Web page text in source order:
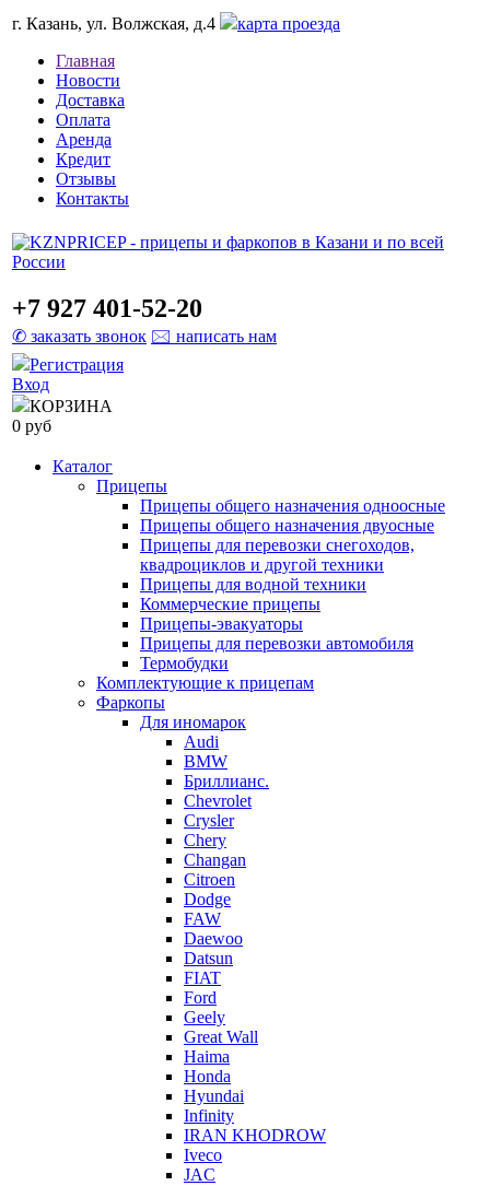
г. Казань, ул. Волжская, д.4
карта проезда
Главная
Новости
Доставка
Оплата
Аренда
Кредит
Отзывы
Контакты
+7 927 401-52-20
✆ заказать звонок 🖂 написать нам
Регистрация
Вход
КОРЗИНА
0 руб
Каталог
Прицепы
Прицепы общего назначения одноосные
Прицепы общего назначения двуосные
Прицепы для перевозки снегоходов,
квадроциклов и другой техники
Прицепы для водной техники
Коммерческие прицепы
Прицепы-эвакуаторы
Прицепы для перевозки автомобиля
Термобудки
Комплектующие к прицепам
Фаркопы
Для иномарок
Audi
BMW
Бриллианс.
Chevrolet
Crysler
Chery
Changan
Citroen
Dodge
FAW
Daewoo
Datsun
FIAT
Ford
Geely
Great Wall
Haima
Honda
Hyundai
Infinity
IRAN KHODROW
Iveco
JAC